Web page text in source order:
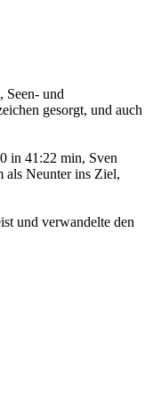
Seen- und
gesorgt, und auch
in 41:22 min, Sven
als Neunter ins Ziel,
und verwandelte den